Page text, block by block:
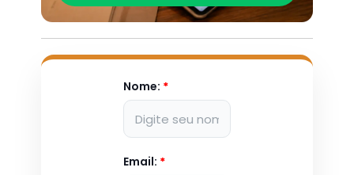
Nome: *
Email: *